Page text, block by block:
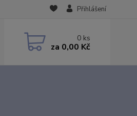
Přihlášení
0 ks
za 0,00 Kč